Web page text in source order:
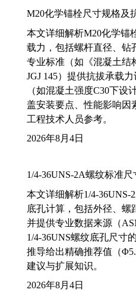
M20化学锚栓尺寸规格及
本文详细解析M20化学锚
载力，包括螺杆直径、钻
专业标准（如《混凝土结
JGJ 145）提供抗拔承载
（如混凝土强度C30下设
盖安装要点、性能影响因
工程技术人员参考。
2026年8月4日
1/4-36UNS-2A螺纹标准尺
本文详细解析1/4-36UNS-
底孔计算，包括外径、螺
并提供专业数据来源（
1/4-36UNS螺纹底孔尺寸
推导给出精确推荐值（
建议与扩展知识。
2026年8月4日